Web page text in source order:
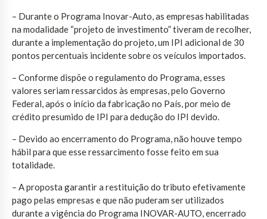
– Durante o Programa Inovar-Auto, as empresas habilitadas
na modalidade “projeto de investimento” tiveram de recolher,
durante a implementação do projeto, um IPI adicional de 30
pontos percentuais incidente sobre os veículos importados.
– Conforme dispõe o regulamento do Programa, esses
valores seriam ressarcidos às empresas, pelo Governo
Federal, após o início da fabricação no País, por meio de
crédito presumido de IPI para dedução do IPI devido.
– Devido ao encerramento do Programa, não houve tempo
hábil para que esse ressarcimento fosse feito em sua
totalidade.
– A proposta garantir a restituição do tributo efetivamente
pago pelas empresas e que não puderam ser utilizados
durante a vigência do Programa INOVAR-AUTO, encerrado